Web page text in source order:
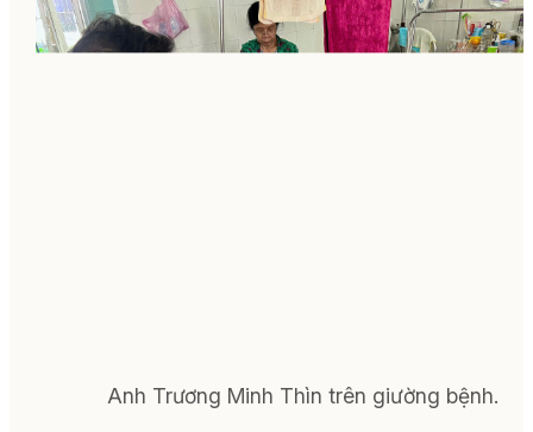
Anh Trương Minh Thìn trên giường bệnh.